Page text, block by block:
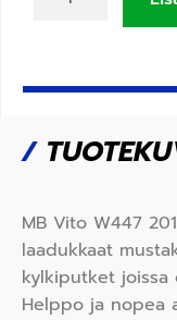
/
MB Vito W447
laadukkaat
kylkiputket
Helppo ja nopea